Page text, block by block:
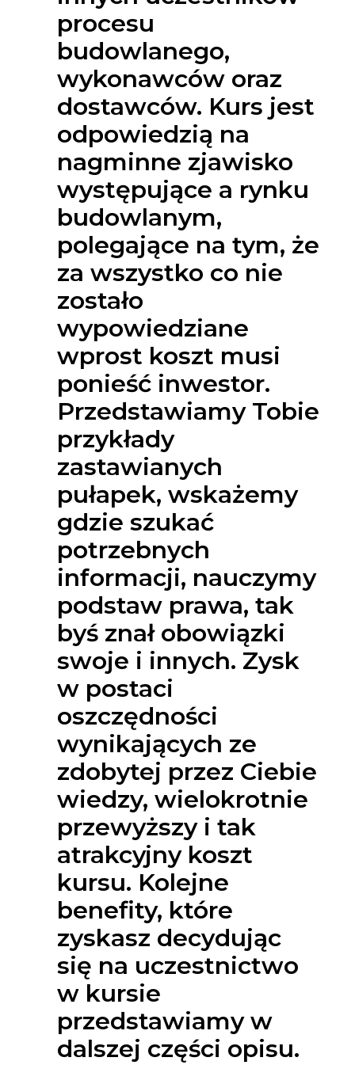
procesu
budowlanego,
wykonawców oraz
dostawców. Kurs jest
odpowiedzią na
nagminne zjawisko
występujące a rynku
budowlanym,
polegające na tym, że
za wszystko co nie
zostało
wypowiedziane
wprost koszt musi
ponieść inwestor.
Przedstawiamy Tobie
przykłady
zastawianych
pułapek, wskażemy
gdzie szukać
potrzebnych
informacji, nauczymy
podstaw prawa, tak
byś znał obowiązki
swoje i innych. Zysk
w postaci
oszczędności
wynikających ze
zdobytej przez Ciebie
wiedzy, wielokrotnie
przewyższy i tak
atrakcyjny koszt
kursu. Kolejne
benefity, które
zyskasz decydując
się na uczestnictwo
w kursie
przedstawiamy w
dalszej części opisu.